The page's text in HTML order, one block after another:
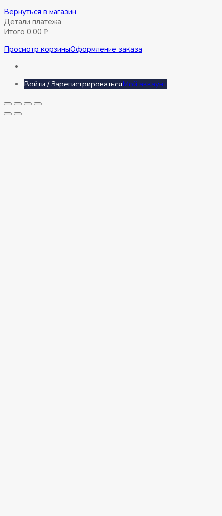
Вернуться в магазин
Детали платежа
Итого 0,00 Р
Просмотр корзиныОформление заказа
Войти / ЗарегистрироватьсяМой аккаунт